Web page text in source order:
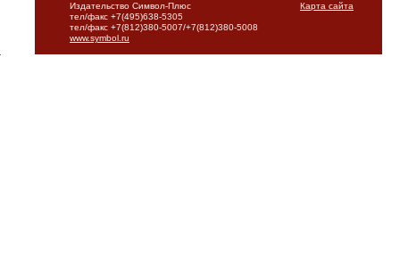
Карта сайта
Издательство Символ-Плюс
тел/факс +7(495)638-5305
тел/факс +7(812)380-5007/+7(812)380-5008
www.symbol.ru